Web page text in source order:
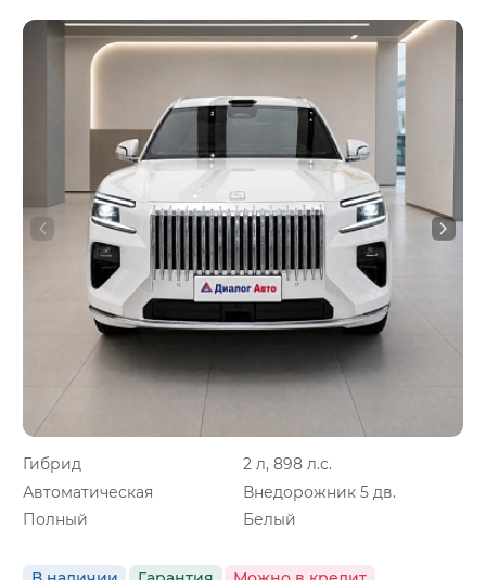
Гибрид
2 л, 898 л.с.
Автоматическая
Внедорожник 5 дв.
Полный
Белый